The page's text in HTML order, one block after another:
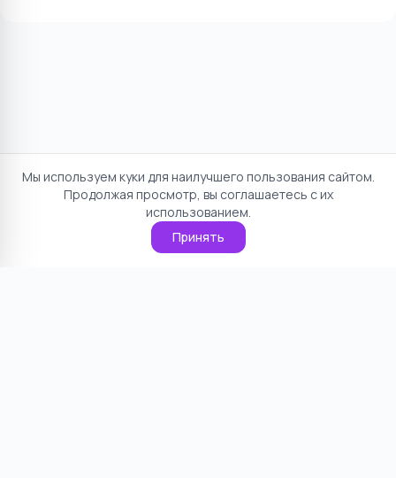
Мы используем куки для наилучшего пользования сайтом.
Продолжая просмотр, вы соглашаетесь с их
использованием.
Принять